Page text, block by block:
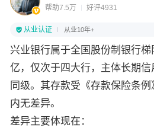
帮助7.5万 好评4931
从业认证 从业10年+
兴业银行属于全国股份制银行
亿，仅次于四大行，主体长期
同级。其存款受《存款保险条
内无差异。
差异主要体现在：